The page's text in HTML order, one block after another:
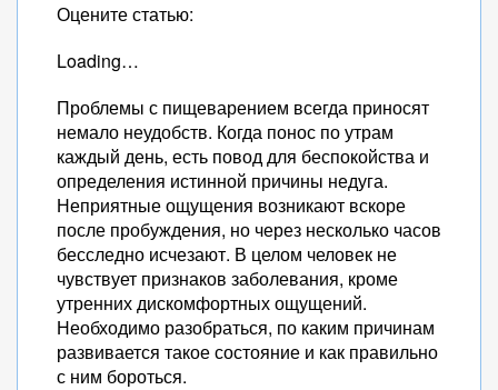
Оцените статью:
Loading…
Проблемы с пищеварением всегда приносят
немало неудобств. Когда понос по утрам
каждый день, есть повод для беспокойства и
определения истинной причины недуга.
Неприятные ощущения возникают вскоре
после пробуждения, но через несколько часов
бесследно исчезают. В целом человек не
чувствует признаков заболевания, кроме
утренних дискомфортных ощущений.
Необходимо разобраться, по каким причинам
развивается такое состояние и как правильно
с ним бороться.